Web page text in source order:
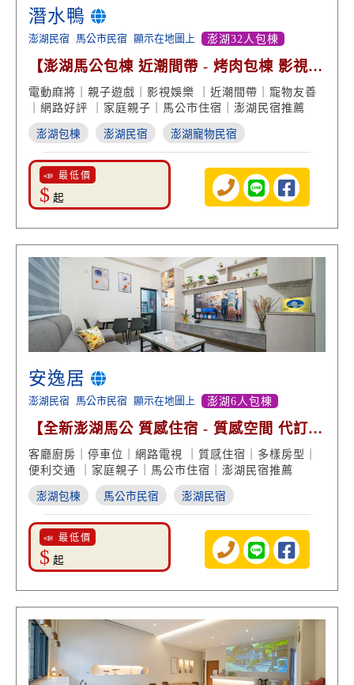
潛水鴨
澎湖民宿 馬公市民宿 顯示在地圖上 澎湖32人包棟
【澎湖馬公包棟 近潮間帶 - 烤肉包棟 影視娛
樂 寵物友善】
電動麻將｜親子遊戲｜影視娛樂 ｜近潮間帶｜寵物友善
｜網路好評 ｜家庭親子｜馬公市住宿｜澎湖民宿推薦
澎湖包棟 澎湖民宿 澎湖寵物民宿
📣 最低價
$ 起
安逸居
澎湖民宿 馬公市民宿 顯示在地圖上 澎湖6人包棟
【全新澎湖馬公 質感住宿 - 質感空間 代訂船
票 便利交通】
客廳廚房｜停車位｜網路電視 ｜質感住宿｜多樣房型｜
便利交通 ｜家庭親子｜馬公市住宿｜澎湖民宿推薦
澎湖包棟 馬公市民宿 澎湖民宿
📣 最低價
$ 起